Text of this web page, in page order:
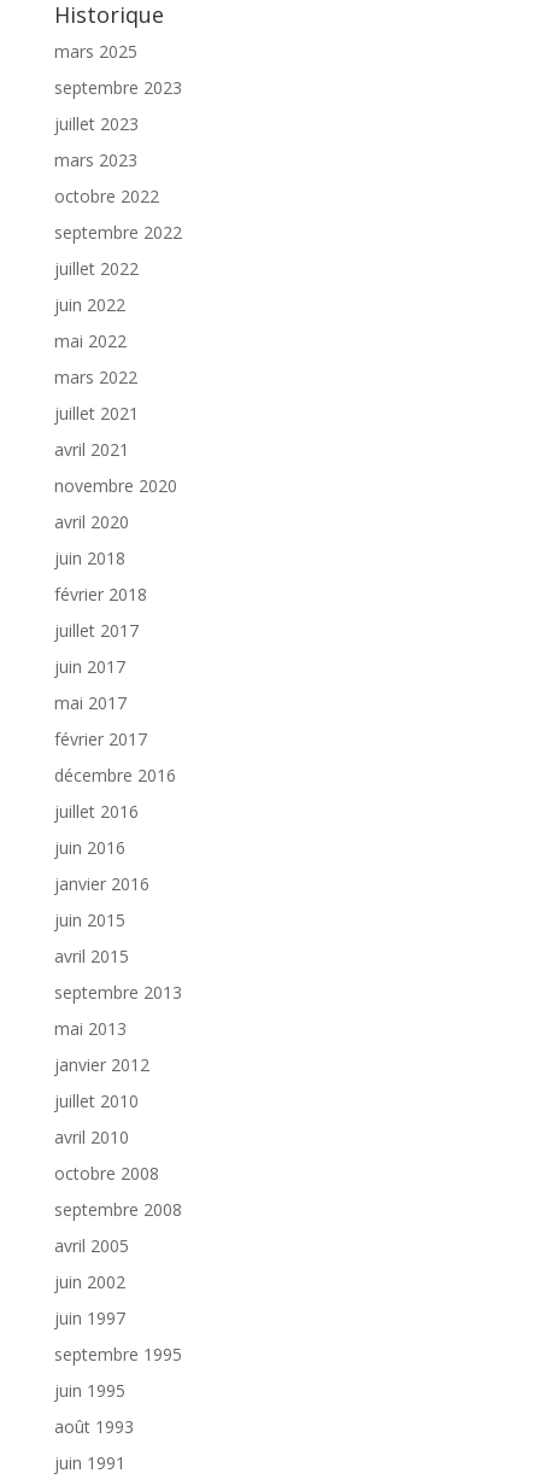
Historique
mars 2025
septembre 2023
juillet 2023
mars 2023
octobre 2022
septembre 2022
juillet 2022
juin 2022
mai 2022
mars 2022
juillet 2021
avril 2021
novembre 2020
avril 2020
juin 2018
février 2018
juillet 2017
juin 2017
mai 2017
février 2017
décembre 2016
juillet 2016
juin 2016
janvier 2016
juin 2015
avril 2015
septembre 2013
mai 2013
janvier 2012
juillet 2010
avril 2010
octobre 2008
septembre 2008
avril 2005
juin 2002
juin 1997
septembre 1995
juin 1995
août 1993
juin 1991